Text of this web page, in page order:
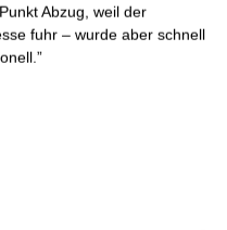
Abzug, weil der
fuhr – wurde aber schnell